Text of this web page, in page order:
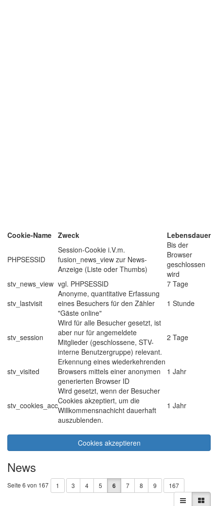
Cookie-Name Zweck Lebensdauer
PHPSESSID
Session-Cookie i.V.m.
fusion_news_view zur News-
Anzeige (Liste oder Thumbs)
Bis der
Browser
geschlossen
wird
stv_news_view vgl. PHPSESSID
7 Tage
stv_lastvisit
Anonyme, quantitative Erfassung
eines Besuchers für den Zähler
"Gäste online"
1 Stunde
stv_session
Wird für alle Besucher gesetzt, ist
aber nur für angemeldete
Mitglieder (geschlossene, STV-
interne Benutzergruppe) relevant.
2 Tage
stv_visited
Erkennung eines wiederkehrenden
Browsers mittels einer anonymen
generierten Browser ID
1 Jahr
stv_cookies_acc
Wird gesetzt, wenn der Besucher
Cookies akzeptiert, um die
Willkommensnachicht dauerhaft
auszublenden.
1 Jahr
Cookies akzeptieren
News
Seite 6 von 167 1 3 4 5 6 7 8 9 167